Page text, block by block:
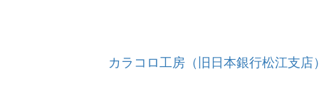
カラコロ工房（旧日本銀行松江支店